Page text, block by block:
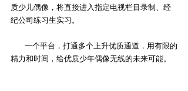
质少儿偶像，将直接进入指定电视栏目录制、经
纪公司练习生实习。
精力和时间，给优质少年偶像无线的未来可能。